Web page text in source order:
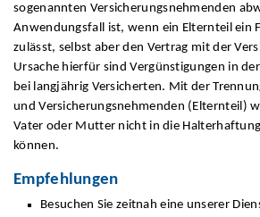
sogenannten Versicherungsnehmenden
Anwendungsfall ist, wenn ein Elternteil ein
zulässt, selbst aber den Vertrag mit der
Ursache hierfür sind Vergünstigungen in
bei langjährig Versicherten. Mit der
und Versicherungsnehmenden (Elternteil)
Vater oder Mutter nicht in die
können.
Empfehlungen
Besuchen Sie zeitnah eine unserer